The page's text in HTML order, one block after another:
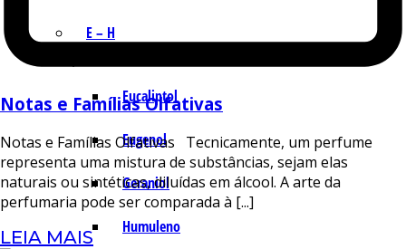
E – H
Eucaliptol
Eugenol
Geraniol
Humuleno
Notas e Famílias Olfativas
Notas e Famílias Olfativas Tecnicamente, um perfume
representa uma mistura de substâncias, sejam elas
naturais ou sintéticas, diluídas em álcool. A arte da
perfumaria pode ser comparada à [...]
LEIA MAIS